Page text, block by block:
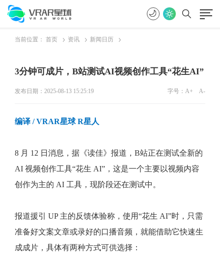
当前位置： 首页 资讯 新闻日历
3分钟可成片，B站测试AI视频创作工具“花生AI”
发布日期：2025-08-13 15:25:19 字号： A+ A-
编译 / VRAR星球 R星人
8 月 12 日消息，据《读佳》报道，B站正在测试全新的
AI 视频创作工具“花生 AI”，这是一个主要以视频内容
创作为主的 AI 工具，现阶段还在测试中。
报道援引 UP 主的反馈体验称，使用“花生 AI”时，只需
准备好文案文章或录好的口播音频，就能借助它快速生
成成片，具体有两种方式可供选择：